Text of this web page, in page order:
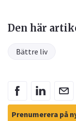
Den här
Bättre liv
Prenumerera på